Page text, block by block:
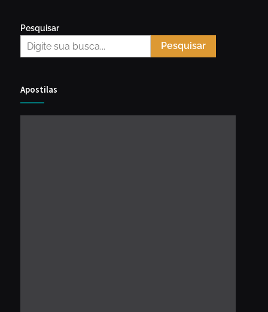
Pesquisar
Pesquisar
Apostilas